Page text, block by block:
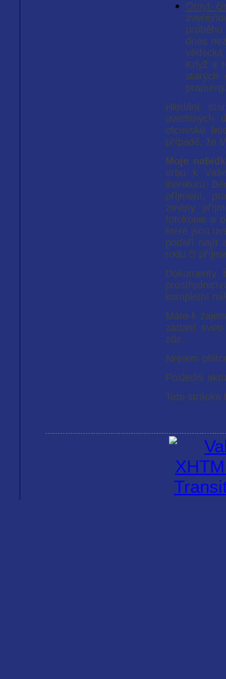
Omyl
dnes
Když s
starých
Hledání
uvedených
otcovské
případě, že
Moje
erbu k
literaturu.
příjmení,
změny
fotokopie a
které jsou
podaří najít
rodu či
Dokumenty
kompletní
Máte-li
zadaní
zde.
Nejsem
Poslední
Tato stránka